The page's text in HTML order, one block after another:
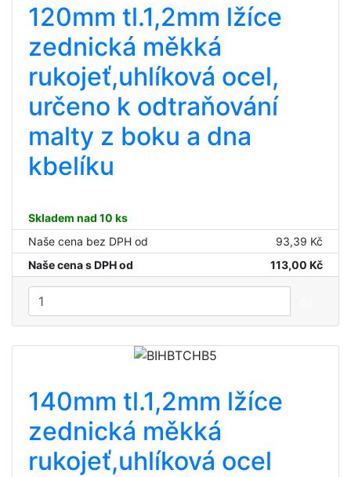
120mm tl.1,2mm lžíce
zednická měkká
rukojeť,uhlíková ocel,
určeno k odtraňování
malty z boku a dna
kbelíku
Skladem nad 10 ks
Naše cena bez DPH od
93,39 Kč
Naše cena s DPH od
113,00 Kč
140mm tl.1,2mm lžíce
zednická měkká
rukojeť,uhlíková ocel